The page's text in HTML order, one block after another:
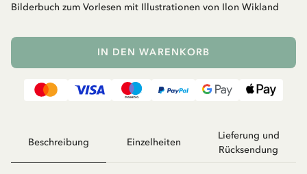
Bilderbuch zum Vorlesen mit Illustrationen von Ilon Wikland
IN DEN WARENKORB
Beschreibung Einzelheiten
Lieferung und
Rücksendung